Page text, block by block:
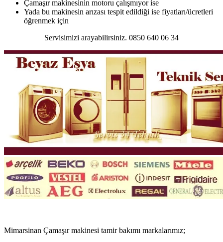
Çamaşır makinesinin motoru çalışmıyor ise
Yada bu makinesin arızası tespit edildiği ise fiyatları/ücretleri
öğrenmek için
Servisimizi arayabilirsiniz. 0850 640 06 34
Mimarsinan Çamaşır makinesi tamir bakımı markalarımız;